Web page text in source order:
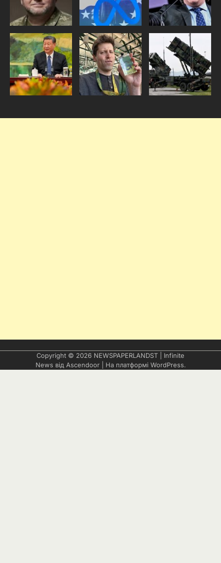
Copyright © 2026 NEWSPAPERLANDST | Infinite
News від Ascendoor| На платформі WordPress.